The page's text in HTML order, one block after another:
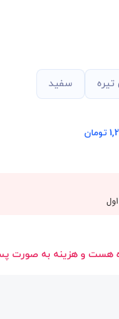
سفید
هست و هزینه به صورت